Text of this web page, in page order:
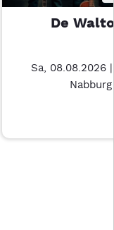
De
Sa, 08.08.2026
Nabburg